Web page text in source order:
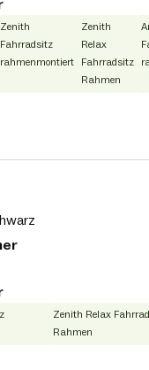
Zenith
Fahrradsitz
rahmenmontiert
Zenith
Relax
Fahrradsitz
Rahmen
Zenith Relax
Rahmen